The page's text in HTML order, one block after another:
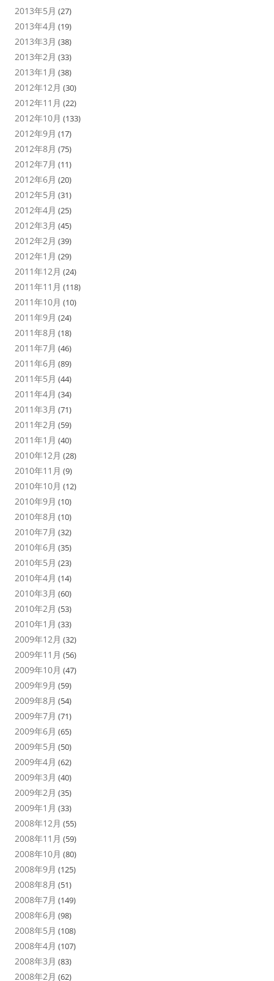
2013年5月 (27)
2013年4月 (19)
2013年3月 (38)
2013年2月 (33)
2013年1月 (38)
2012年12月 (30)
2012年11月 (22)
2012年10月 (133)
2012年9月 (17)
2012年8月 (75)
2012年7月 (11)
2012年6月 (20)
2012年5月 (31)
2012年4月 (25)
2012年3月 (45)
2012年2月 (39)
2012年1月 (29)
2011年12月 (24)
2011年11月 (118)
2011年10月 (10)
2011年9月 (24)
2011年8月 (18)
2011年7月 (46)
2011年6月 (89)
2011年5月 (44)
2011年4月 (34)
2011年3月 (71)
2011年2月 (59)
2011年1月 (40)
2010年12月 (28)
2010年11月 (9)
2010年10月 (12)
2010年9月 (10)
2010年8月 (10)
2010年7月 (32)
2010年6月 (35)
2010年5月 (23)
2010年4月 (14)
2010年3月 (60)
2010年2月 (53)
2010年1月 (33)
2009年12月 (32)
2009年11月 (56)
2009年10月 (47)
2009年9月 (59)
2009年8月 (54)
2009年7月 (71)
2009年6月 (65)
2009年5月 (50)
2009年4月 (62)
2009年3月 (40)
2009年2月 (35)
2009年1月 (33)
2008年12月 (55)
2008年11月 (59)
2008年10月 (80)
2008年9月 (125)
2008年8月 (51)
2008年7月 (149)
2008年6月 (98)
2008年5月 (108)
2008年4月 (107)
2008年3月 (83)
2008年2月 (62)